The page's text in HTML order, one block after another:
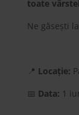
toate
Ne găsești
📍 Locație:
📅 Data: 1